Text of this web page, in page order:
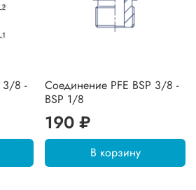
3/8 -
Соединение PFE BSP 3/8 -
BSP 1/8
190 ₽
В корзину